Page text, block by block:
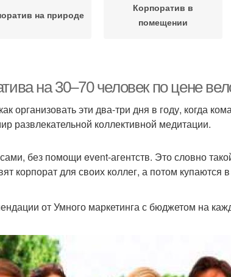
на природе
Корпоратив в
помещении
маленькой
корпоративы
для новогоднего
Корпоратив на новый
корпоратив
для корпоратива
на 30–70 человек по цене
организовать эти два-три дня в году, когда
развлекательной коллективной медитации.
без помощи event-агентств. Это словно
корпорат для своих коллег, а потом купаются
от Умного маркетинга с бюджетом на